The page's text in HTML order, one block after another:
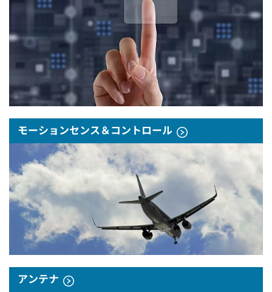
モーションセンス＆コントロール
アンテナ